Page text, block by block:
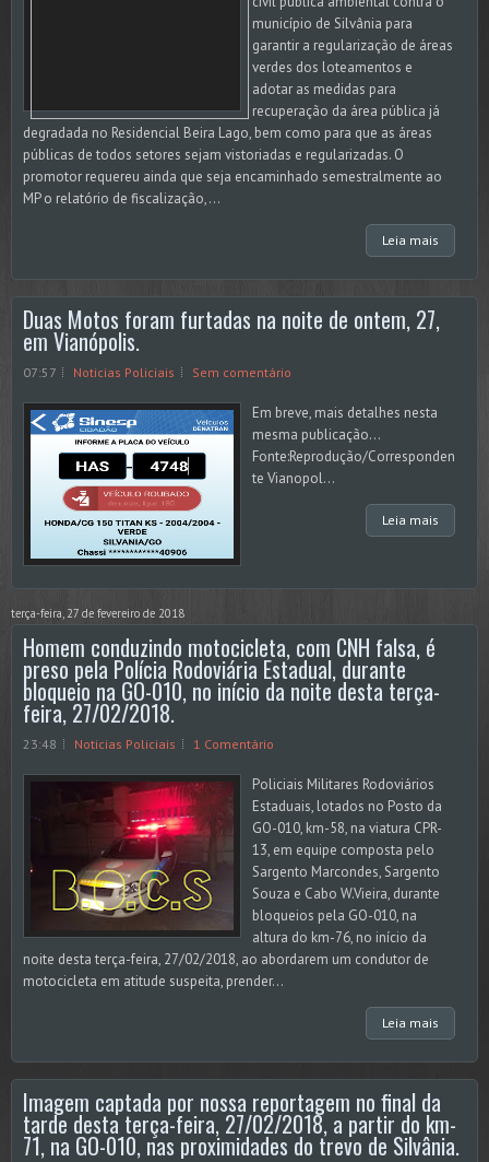
município de Silvânia para
garantir a regularização de áreas
verdes dos loteamentos e
adotar as medidas para
recuperação da área pública já
degradada no Residencial Beira Lago, bem como para que as áreas
públicas de todos setores sejam vistoriadas e regularizadas. O
promotor requereu ainda que seja encaminhado semestralmente ao
MP o relatório de fiscalização,...
Leia mais
Duas Motos foram furtadas na noite de ontem, 27,
em Vianópolis.
07:57 Noticias Policiais Sem comentário
Em breve, mais detalhes nesta
mesma publicação...
Fonte:Reprodução/Corresponden
te Vianopol...
Leia mais
terça-feira, 27 de fevereiro de 2018
Homem conduzindo motocicleta, com CNH falsa, é
preso pela Polícia Rodoviária Estadual, durante
bloqueio na GO-010, no início da noite desta terça-
feira, 27/02/2018.
23:48 Noticias Policiais 1 Comentário
Policiais Militares Rodoviários
Estaduais, lotados no Posto da
GO-010, km-58, na viatura CPR-
13, em equipe composta pelo
Sargento Marcondes, Sargento
Souza e Cabo W.Vieira, durante
bloqueios pela GO-010, na
altura do km-76, no início da
noite desta terça-feira, 27/02/2018, ao abordarem um condutor de
motocicleta em atitude suspeita, prender...
Leia mais
Imagem captada por nossa reportagem no final da
tarde desta terça-feira, 27/02/2018, a partir do km-
71, na GO-010, nas proximidades do trevo de Silvânia.